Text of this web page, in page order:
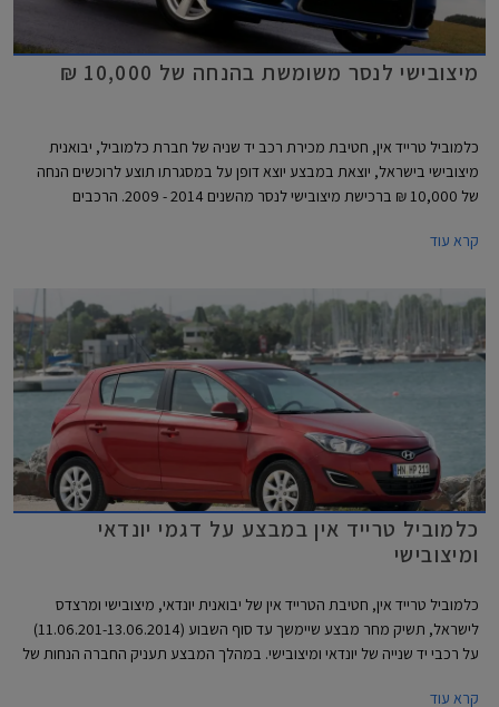
מיצובישי לנסר משומשת בהנחה של 10,000 ₪
כלמוביל טרייד אין, חטיבת מכירת רכב יד שניה של חברת כלמוביל, יבואנית
מיצובישי בישראל, יוצאת במבצע יוצא דופן על במסגרתו תוצע לרוכשים הנחה
של 10,000 ₪ ברכישת מיצובישי לנסר מהשנים 2014 - 2009. הרכבים
מחירון לוי יצחק העדכני ביום הרכישה.
קרא עוד
כלמוביל טרייד אין במבצע על דגמי יונדאי
ומיצובישי
כלמוביל טרייד אין, חטיבת הטרייד אין של יבואנית יונדאי, מיצובישי ומרצדס
לישראל, תשיק מחר מבצע שיימשך עד סוף השבוע (11.06.201-13.06.2014)
על רכבי יד שנייה של יונדאי ומיצובישי. במהלך המבצע תעניק החברה הנחות של
קרא עוד